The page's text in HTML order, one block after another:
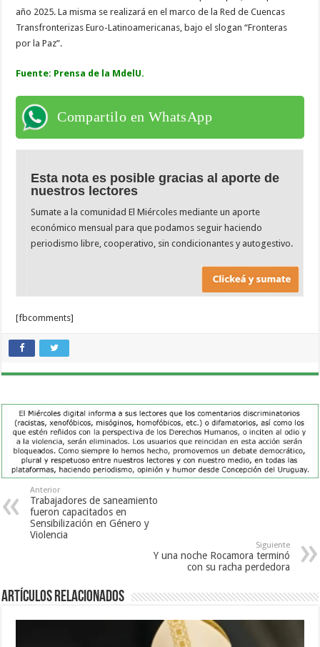
año 2025. La misma se realizará en el marco de la Red de Cuencas
Transfronterizas Euro-Latinoamericanas, bajo el slogan “Fronteras
por la Paz”.
Fuente: Prensa de la MdelU.
Compartilo en WhatsApp
Esta nota es posible gracias al aporte de
nuestros lectores
Sumate a la comunidad El Miércoles mediante un aporte
económico mensual para que podamos seguir haciendo
periodismo libre, cooperativo, sin condicionantes y autogestivo.
[fbcomments]
Anterior
Trabajadores de saneamiento
fueron capacitados en
Sensibilización en Género y
Violencia
Siguiente
Y una noche Rocamora terminó
con su racha perdedora
Artículos Relacionados